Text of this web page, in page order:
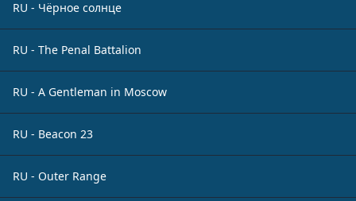
RU - Чёрное солнце
RU - The Penal Battalion
RU - A Gentleman in Moscow
RU - Beacon 23
RU - Outer Range